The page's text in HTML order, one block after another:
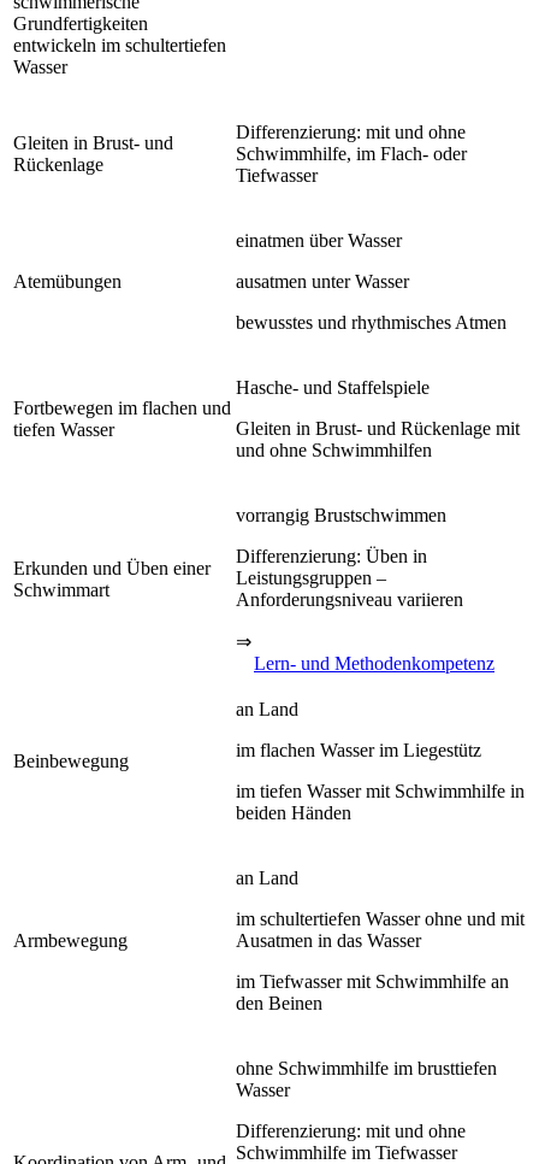
Grundfertigkeiten
entwickeln im schultertiefen
Wasser
Gleiten in Brust- und
Rückenlage
Differenzierung: mit und ohne
Schwimmhilfe, im Flach- oder
Tiefwasser
Atemübungen
einatmen über Wasser
ausatmen unter Wasser
bewusstes und rhythmisches Atmen
Fortbewegen im flachen und
tiefen Wasser
Hasche- und Staffelspiele
Gleiten in Brust- und Rückenlage mit
und ohne Schwimmhilfen
Erkunden und Üben einer
Schwimmart
vorrangig Brustschwimmen
Differenzierung: Üben in
Leistungsgruppen –
Anforderungsniveau variieren
⇒
Lern- und Methodenkompetenz
Beinbewegung
an Land
im flachen Wasser im Liegestütz
im tiefen Wasser mit Schwimmhilfe in
beiden Händen
Armbewegung
an Land
im schultertiefen Wasser ohne und mit
Ausatmen in das Wasser
im Tiefwasser mit Schwimmhilfe an
den Beinen
ohne Schwimmhilfe im brusttiefen
Wasser
Differenzierung: mit und ohne
Schwimmhilfe im Tiefwasser